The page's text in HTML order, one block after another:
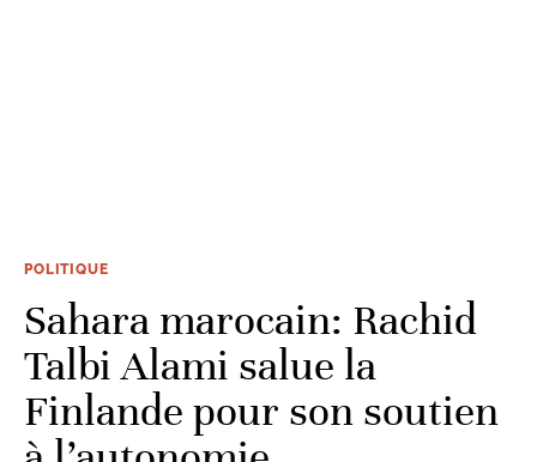
POLITIQUE
Sahara marocain: Rachid
Talbi Alami salue la
Finlande pour son soutien